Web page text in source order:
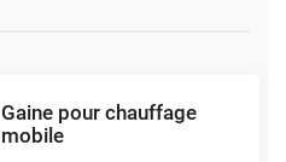
Gaine pour chauffage
mobile